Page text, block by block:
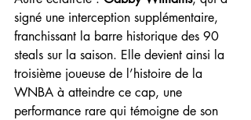
signé une interception supplémentaire,
franchissant la barre historique des 90
steals sur la saison. Elle devient ainsi la
troisième joueuse de l’histoire de la
WNBA à atteindre ce cap, une
performance rare qui témoigne de son